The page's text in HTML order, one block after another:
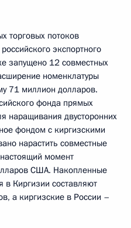
торговых потоков
экспортного
запущено 12 совместных
номенклатуры
71 миллион долларов.
фонда прямых
наращивания двусторонних
фондом с киргизскими
нарастить совместные
момент
США. Накопленные
в Киргизии составляют
а киргизские в России –